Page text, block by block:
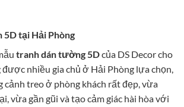
5D tại Hải Phòng
tranh dán tường 5Dcủa DS Decor cho
được nhiều gia chủ ở Hải Phòng lựa chọn,
cảnh treo ở phòng khách rất đẹp, vừa
vừa gần gũi và tạo cảm giác hài hòa với